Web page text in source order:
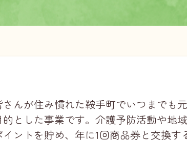
んが住み慣れた鞍手町でいつまでも
的とした事業です。介護予防活動や地
ントを貯め、年に1回商品券と交換す